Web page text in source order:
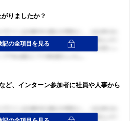
りましたか？
ど、インターン参加者に社員や人事から
会員登録
イン・会員登録